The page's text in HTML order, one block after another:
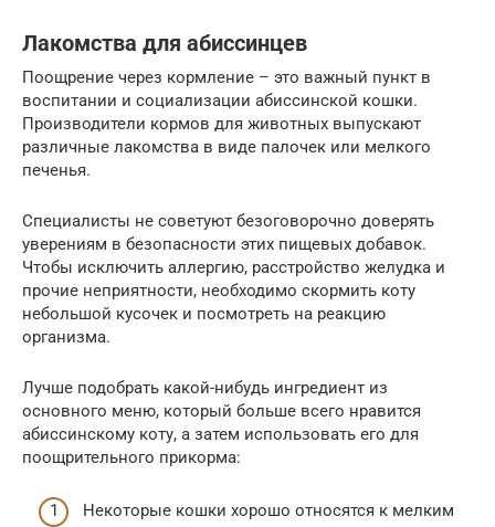
Лакомства для абиссинцев
Поощрение через кормление – это важный пункт в
воспитании и социализации абиссинской кошки.
Производители кормов для животных выпускают
различные лакомства в виде палочек или мелкого
печенья.
Специалисты не советуют безоговорочно доверять
уверениям в безопасности этих пищевых добавок.
Чтобы исключить аллергию, расстройство желудка и
прочие неприятности, необходимо скормить коту
небольшой кусочек и посмотреть на реакцию
организма.
Лучше подобрать какой-нибудь ингредиент из
основного меню, который больше всего нравится
абиссинскому коту, а затем использовать его для
поощрительного прикорма:
Некоторые кошки хорошо относятся к мелким